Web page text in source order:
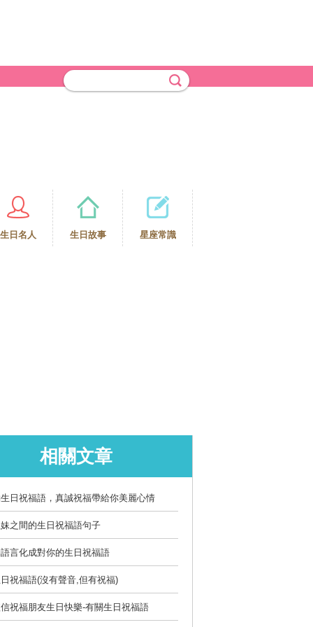
生日名人 生日故事 星座常識
相關文章
日祝福語，真誠祝福帶給你美麗心情
之間的生日祝福語句子
言化成對你的生日祝福語
祝福語(沒有聲音,但有祝福)
祝福朋友生日快樂-有關生日祝福語